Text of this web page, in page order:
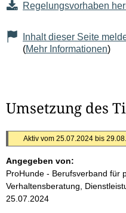
Regelungsvorhaben
Inhalt dieser Seite
(Mehr Informationen)
Umsetzung des
Aktiv vom 25.07.2024 bis
Angegeben von:
ProHunde - Berufsverband für
Verhaltensberatung,
25.07.2024